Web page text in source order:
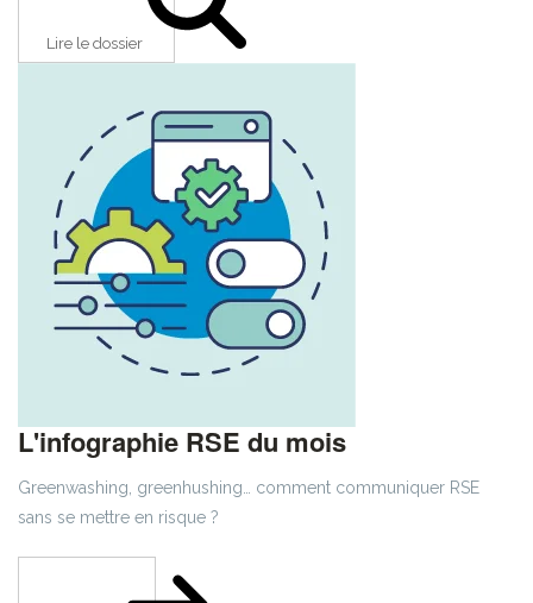
Lire le dossier
L'infographie RSE du mois
Greenwashing, greenhushing… comment communiquer RSE
sans se mettre en risque ?